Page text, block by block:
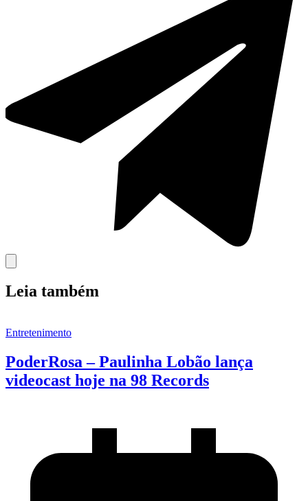
Leia também
Entretenimento
PoderRosa – Paulinha Lobão lança
videocast hoje na 98 Records